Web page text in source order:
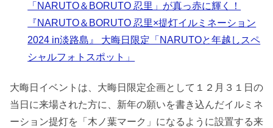
「NARUTO＆BORUTO 忍里」が真っ赤に輝く！
『NARUTO＆BORUTO 忍里×提灯イルミネーション
2024 in淡路島』 大晦日限定「NARUTOと年越しスペ
シャルフォトスポット」
大晦日イベントは、大晦日限定企画として１２月３１日の
当日に来場された方に、新年の願いを書き込んだイルミネ
ーション提灯を「木ノ葉マーク」になるように設置する来